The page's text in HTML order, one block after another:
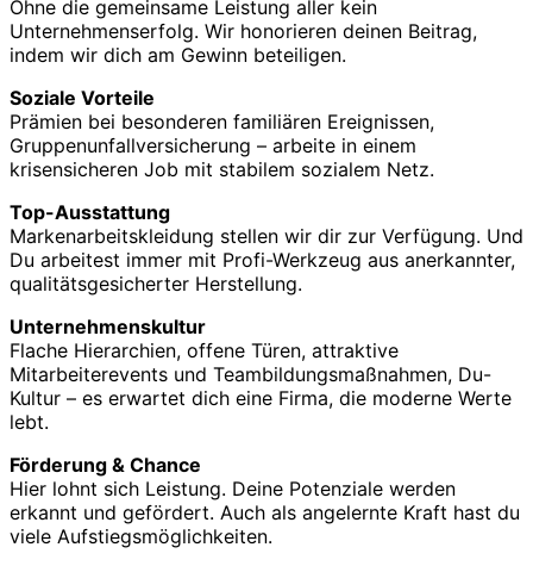
Ohne die gemeinsame Leistung aller kein
Unternehmenserfolg. Wir honorieren deinen Beitrag,
indem wir dich am Gewinn beteiligen.
Soziale Vorteile
Prämien bei besonderen familiären Ereignissen,
Gruppenunfallversicherung – arbeite in einem
krisensicheren Job mit stabilem sozialem Netz.
Top-Ausstattung
Markenarbeitskleidung stellen wir dir zur Verfügung. Und
Du arbeitest immer mit Profi-Werkzeug aus anerkannter,
qualitätsgesicherter Herstellung.
Unternehmenskultur
Flache Hierarchien, offene Türen, attraktive
Mitarbeiterevents und Teambildungsmaßnahmen, Du-
Kultur – es erwartet dich eine Firma, die moderne Werte
lebt.
Förderung & Chance
Hier lohnt sich Leistung. Deine Potenziale werden
erkannt und gefördert. Auch als angelernte Kraft hast du
viele Aufstiegsmöglichkeiten.